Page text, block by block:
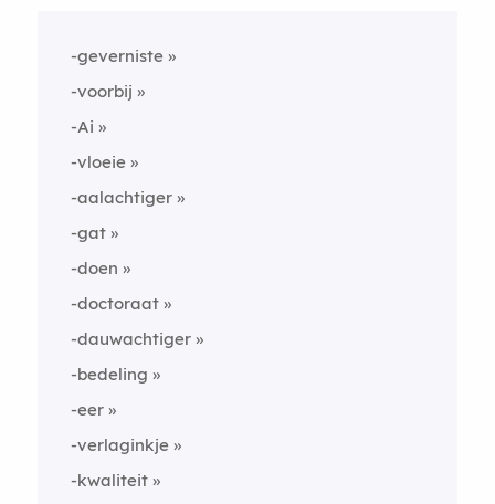
-geverniste
-voorbij
-Ai
-vloeie
-aalachtiger
-gat
-doen
-doctoraat
-dauwachtiger
-bedeling
-eer
-verlaginkje
-kwaliteit